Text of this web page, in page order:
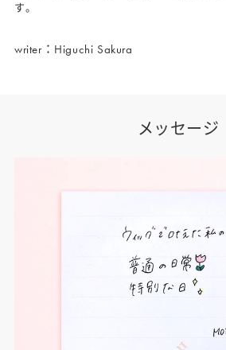
す。
writer：Higuchi Sakura
メッセージ